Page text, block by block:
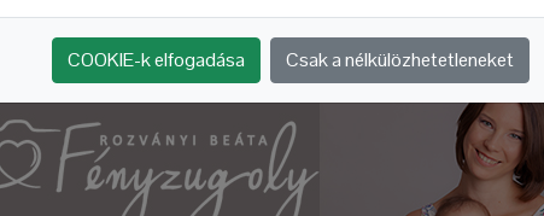
COOKIE-k elfogadása Csak a nélkülözhetetleneket